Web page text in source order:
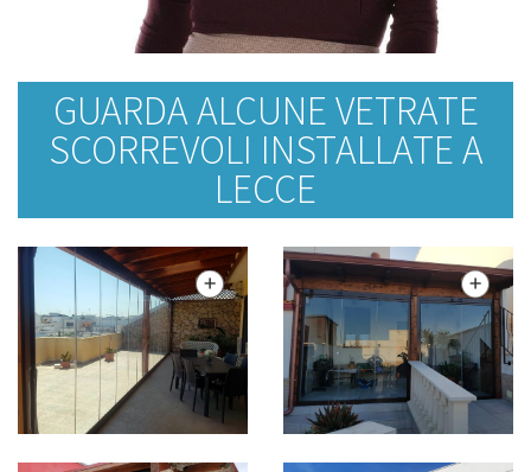
GUARDA ALCUNE VETRATE
SCORREVOLI INSTALLATE A
LECCE